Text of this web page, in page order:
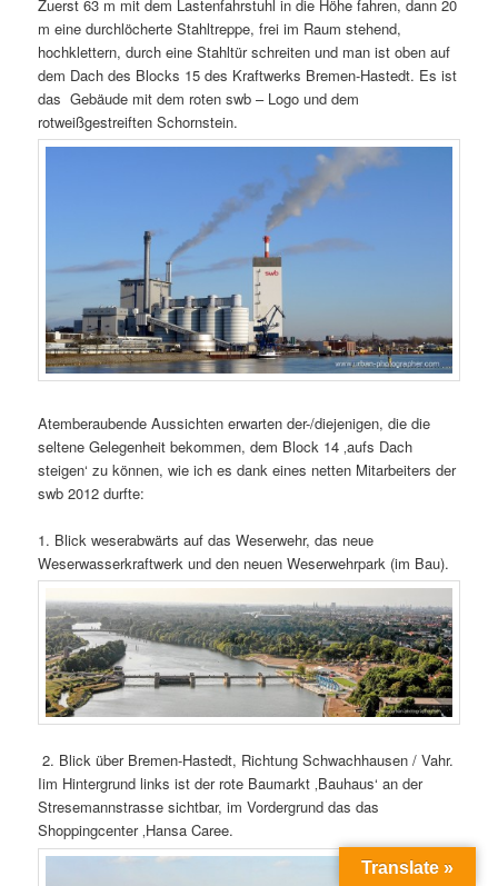
Zuerst 63 m mit dem Lastenfahrstuhl in die Höhe fahren, dann 20
m eine durchlöcherte Stahltreppe, frei im Raum stehend,
hochklettern, durch eine Stahltür schreiten und man ist oben auf
dem Dach des Blocks 15 des Kraftwerks Bremen-Hastedt. Es ist
das Gebäude mit dem roten swb – Logo und dem
rotweißgestreiften Schornstein.
Atemberaubende Aussichten erwarten der-/diejenigen, die die
seltene Gelegenheit bekommen, dem Block 14 ‚aufs Dach
steigen‘ zu können, wie ich es dank eines netten Mitarbeiters der
swb 2012 durfte:
1. Blick weserabwärts auf das Weserwehr, das neue
Weserwasserkraftwerk und den neuen Weserwehrpark (im Bau).
2. Blick über Bremen-Hastedt, Richtung Schwachhausen / Vahr.
Iim Hintergrund links ist der rote Baumarkt ‚Bauhaus‘ an der
Stresemannstrasse sichtbar, im Vordergrund das das
Shoppingcenter ‚Hansa Caree.
Translate »